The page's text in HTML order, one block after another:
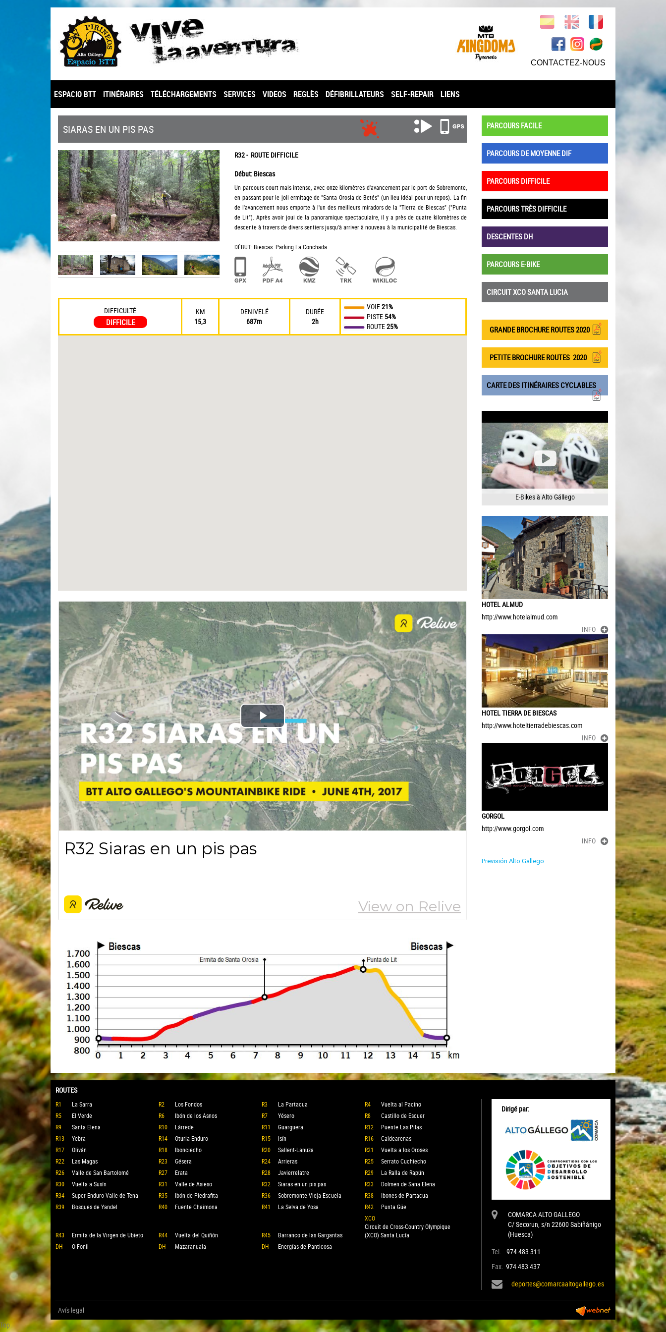
CONTACTEZ-NOUS
ESPACIO BTT ITINÉRAIRES TÉLÉCHARGEMENTS SERVICES VIDEOS REGLÈS DÉFIBRILLATEURS SELF-REPAIR LIENS
SIARAS EN UN PIS PAS
R32 - ROUTE DIFFICILE
Début: Biescas
Un parcours court mais intense, avec onze kilomètres d'avancement par le port de Sobremonte,
en passant pour le joli ermitage de "Santa Orosia de Betés" (un lieu idéal pour un repos). La fin
de l'avancement nous emporte à l'un des meilleurs miradors de la "Tierra de Biescas" ("Punta
de Lit"). Après avoir joui de la panoramique spectaculaire, il y a près de quatre kilomètres de
descente à travers de divers sentiers jusqu'à arriver à nouveau à la municipalité de Biescas.
DÉBUT: Biescas. Parking La Conchada.
DIFFICULTÉ
DIFFICILE
KM
15,3
DENIVELÉ
687m
DURÉE
2h
VOIE21%
PISTE 54%
ROUTE25%
PARCOURS FACILE
PARCOURS DE MOYENNE DIF
PARCOURS DIFFICILE
PARCOURS TRÈS DIFFICILE
DESCENTES DH
PARCOURS E-BIKE
CIRCUIT XCO SANTA LUCIA
GRANDE BROCHURE ROUTES 2020
PETITE BROCHURE ROUTES 2020
CARTE DES ITINÉRAIRES CYCLABLES
E-Bikes à Alto Gállego
HOTEL ALMUD
http://www.hotelalmud.com
INFO
HOTEL TIERRA DE BIESCAS
http://www.hoteltierradebiescas.com
INFO
GORGOL
http://www.gorgol.com
INFO
Previsión Alto Gallego
ROUTES
R1 La Sarra R2 Los Fondos R3 La Partacua R4
Vuelta al Pacino
R5
El Verde R6 Ibón de los Asnos R7 Yésero R8
Castillo de Escuer
R9
Santa Elena R10 Lárrede R11 Guarguera R12
Puente Las Pilas
R13
Yebra R14 Oturia Enduro R15 Isín R16
Caldearenas
R17
Oliván R18 Ibonciecho R20 Sallent-Lanuza R21
Vuelta a los Oroses
R22
Las Magas R23 Gésera R24 Arrieras R25
Serrato Cuchiecho
R26
Valle de San Bartolomé R27 Erata R28 Javierrelatre R29
La Ralla de Rapún
R30
Vuelta a Susín R31 Valle de Asieso R32 Siaras en un pis pas R33
Dolmen de Sana Elena
R34
Super Enduro Valle de Tena R35 Ibón de Piedrafita R36 Sobremonte Vieja Escuela R38
Ibones de Partacua
R39
Bosques de Yandel R40 Fuente Chaimona R41 La Selva de Yosa R42 Punta Güe
R43 Ermita de la Virgen de Ubieto R44 Vuelta del Quiñón R45 Barranco de las Gargantas
XCO
Circuit de Cross-Country Olympique
(XCO) Santa Lucía
DH
O Fonil DH Mazaranuala DH Energías de Panticosa
Dirigé par:
COMARCA ALTO GALLEGO
C/ Secorun, s/n 22600 Sabiñánigo
(Huesca)
Tel.
974 483 311
Fax. 974 483 437
deportes@comarcaaltogallego.es
Avís legal
Top